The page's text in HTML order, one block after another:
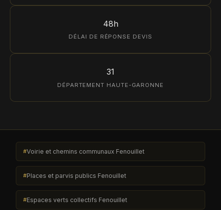
48h
DÉLAI DE RÉPONSE DEVIS
31
DÉPARTEMENT HAUTE-GARONNE
Voirie et chemins communaux Fenouillet
Places et parvis publics Fenouillet
Espaces verts collectifs Fenouillet